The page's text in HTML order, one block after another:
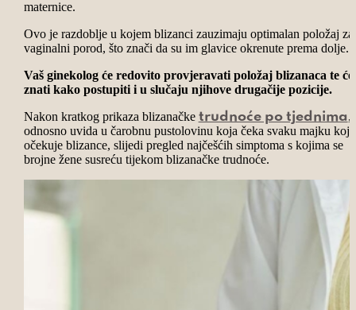
maternice.
Ovo je razdoblje u kojem blizanci zauzimaju optimalan položaj za
vaginalni porod, što znači da su im glavice okrenute prema dolje.
Vaš ginekolog će redovito provjeravati položaj blizanaca te će
znati kako postupiti i u slučaju njihove drugačije pozicije.
Nakon kratkog prikaza blizanačke trudnoće po tjednima,
odnosno uvida u čarobnu pustolovinu koja čeka svaku majku koja
očekuje blizance, slijedi pregled najčešćih simptoma s kojima se
brojne žene susreću tijekom blizanačke trudnoće.